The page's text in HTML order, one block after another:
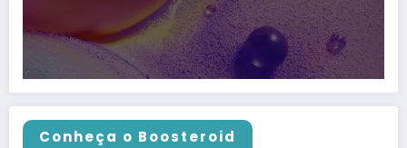
Conheça o Boosteroid